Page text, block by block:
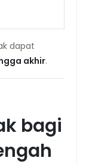
dapat
akhir.
bagi